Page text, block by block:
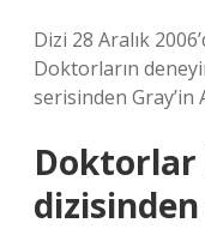
Dizi 28 Aralık
Doktorların
serisinden Gray’in
Doktorlar